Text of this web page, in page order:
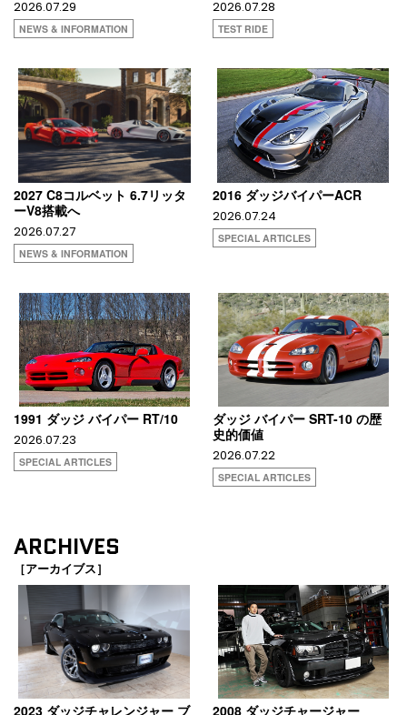
2026.07.29
NEWS & INFORMATION
2026.07.28
TEST RIDE
2027 C8コルベット 6.7リッタ
ーV8搭載へ
2026.07.27
NEWS & INFORMATION
2016 ダッジバイパーACR
2026.07.24
SPECIAL ARTICLES
1991 ダッジ バイパー RT/10
2026.07.23
SPECIAL ARTICLES
ダッジ バイパー SRT-10 の歴
史的価値
2026.07.22
SPECIAL ARTICLES
ARCHIVES
［アーカイブス］
2023 ダッジチャレンジャー ブ 2008 ダッジチャージャー